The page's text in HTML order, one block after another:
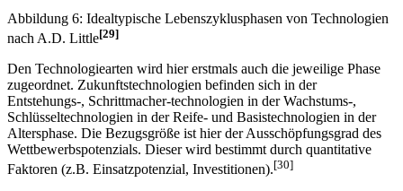
Abbildung in dieser Leseprobe nicht enthalten
nach A.D. Little[29]
Den Technologiearten wird hier erstmals auch die jeweilige Phase
zugeordnet. Zukunftstechnologien befinden sich in der
Entstehungs-, Schrittmacher-technologien in der Wachstums-,
Schlüsseltechnologien in der Reife- und Basistechnologien in der
Altersphase. Die Bezugsgröße ist hier der Ausschöpfungsgrad des
Wettbewerbspotenzials. Dieser wird bestimmt durch quantitative